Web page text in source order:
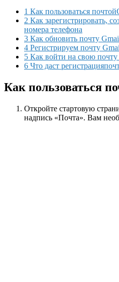
1 Как пользоваться
2 Как зарегистрировать,
номера телефона
3 Как обновить почту
4 Регистрируем почту
5 Как войти на свою почту
6 Что даст
Как пользоваться
Откройте стартовую
надпись «Почта». Вам